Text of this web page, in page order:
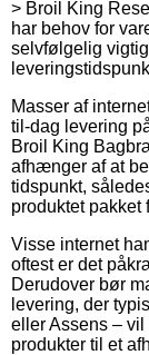
> Broil King
har behov for
selvfølgelig
Masser af
til-dag levering
Broil King
afhænger af at
tidspunkt,
produktet pakket
Visse internet
oftest er det
Derudover bør
levering, der
eller Assens –
produkter til et